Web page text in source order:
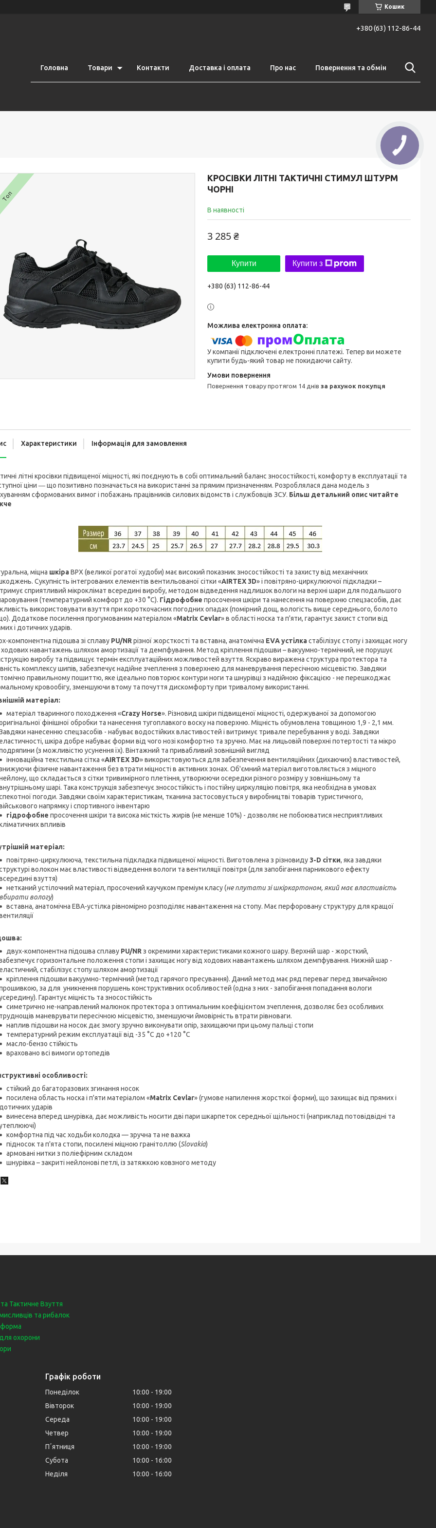
Кошик
+380 (63) 112-86-44
Головна Товари Контакти Доставка і оплата Про нас Повернення та обмін
КРОСІВКИ ЛІТНІ ТАКТИЧНІ СТИМУЛ ШТУРМ
ЧОРНІ
В наявності
3 285 ₴
Купити Купити з
+380 (63) 112-86-44
У компанії підключені електронні платежі. Тепер ви можете
купити будь-який товар не покидаючи сайту.
повернення товару протягом 14 днів за рахунок покупця
Топ
Характеристики Інформація для замовлення
літні кросівки підвищеної міцності, які поєднують в собі оптимальний баланс зносостійкості, комфорту в експлуатації та
ціни ― що позитивно позначається на використанні за прямим призначенням. Розроблялася дана модель з
сформованих вимог і побажань працівників силових відомств і службовців ЗСУ. Більш детальний опис читайте
міцна шкіра ВРХ (великої рогатої худоби) має високий показник зносостійкості та захисту від механічних
Сукупність інтегрованих елементів вентильованої сітки «AIRTEX 3D» і повітряно-циркулюючої підкладки –
сприятливий мікроклімат всередині виробу, методом відведення надлишок вологи на верхні шари для подальшого
(температурний комфорт до +30 °С). Гідрофобне просочення шкіри та нанесення на поверхню спецзасобів, дає
використовувати взуття при короткочасних погодних опадах (помірний дощ, вологість вище середнього, болото
Додаткове посилення прогумованим матеріалом «Matrix Cevlar» в області носка та п'яти, гарантує захист стопи від
і дотичних ударів.
компонентна підошва зі сплаву PU/NRрізної жорсткості та вставна, анатомічна ЕVА устілка стабілізує стопу і захищає ногу
ходових навантажень шляхом амортизації та демпфування. Метод кріплення підошви – вакуумно-термічний, не порушує
виробу та підвищує термін експлуатаційних можливостей взуття. Яскраво виражена структура протектора та
комплексу шипів, забезпечує надійне зчеплення з поверхнею для маневрування пересічною місцевістю. Завдяки
правильному пошиттю, яке ідеально повторює контури ноги та шнурівці з надійною фіксацією - не перешкоджає
кровообігу, зменшуючи втому та почуття дискомфорту при тривалому використанні.
матеріал:
матеріал тваринного походження «Crazy Horse». Різновид шкіри підвищеної міцності, одержуваної за допомогою
фінішної обробки та нанесення тугоплавкого воску на поверхню. Міцність обумовлена товщиною 1,9 - 2,1 мм.
нанесенню спецзасобів - набуває водостійких властивостей і витримує тривале перебування у воді. Завдяки
шкіра добре набуває форми від чого нозі комфортно та зручно. Має на лицьовій поверхні потертості та мікро
(з можливістю усунення їх). Вінтажний та привабливий зовнішній вигляд
інноваційна текстильна сітка «AIRTEX 3D» використовуються для забезпечення вентиляційних (дихаючих) властивостей,
фізичне навантаження без втрати міцності в активних зонах. Об'ємний матеріал виготовляється з міцного
що складається з сітки тривимірного плетіння, утворюючи осередки різного розміру у зовнішньому та
шарі. Така конструкція забезпечує зносостійкість і постійну циркуляцію повітря, яка необхідна в умовах
погоди. Завдяки своїм характеристикам, тканина застосовується у виробництві товарів туристичного,
напрямку і спортивного інвентарю
гідрофобне просочення шкіри та висока місткість жирів (не менше 10%) - дозволяє не побоюватися несприятливих
впливів
матеріал:
повітряно-циркулююча, текстильна підкладка підвищеної міцності. Виготовлена з різновиду 3-D сітки, яка завдяки
волокон має властивості відведення вологи та вентиляції повітря (для запобігання парникового ефекту
взуття)
нетканий устілочний матеріал, просочений каучуком преміум класу (не плутати зі шкіркартоном, який має властивість
вбирати вологу)
вставна, анатомічна ЕВА-устілка рівномірно розподіляє навантаження на стопу. Має перфоровану структуру для кращої
двух-компонентна підошва сплаву PU/NRз окремими характеристиками кожного шару. Верхній шар - жорсткий,
горизонтальне положення стопи і захищає ногу від ходових навантажень шляхом демпфування. Нижній шар -
стабілізує стопу шляхом амортизації
кріплення підошви вакуумно-термічний (метод гарячого пресування). Даний метод має ряд переваг перед звичайною
за для уникнення порушень конструктивних особливостей (одна з них - запобігання попадання вологи
Гарантує міцність та зносостійкість
симетрично не-направлений малюнок протектора з оптимальним коефіцієнтом зчеплення, дозволяє без особливих
труднощів маневрувати пересічною місцевістю, зменшуючи ймовірність втрати рівноваги.
наплив підошви на носок дає змогу зручно виконувати опір, захищаючи при цьому пальці стопи
температурний режим експлуатації від -35 °C до +120 °C
масло-бензо стійкість
враховано всі вимоги ортопедів
особливості:
стійкий до багаторазових згинання носок
посилена область носка і п'яти матеріалом «Matrix Cevlar» (гумове напилення жорсткої форми), що захищає від прямих і
ударів
винесена вперед шнурівка, дає можливість носити дві пари шкарпеток середньої щільності (наприклад потовідвідні та
комфортна під час ходьби колодка — зручна та не важка
підносок та п'ята стопи, посилені міцною гранітоллю (Slovakia)
армовані нитки з поліефірним складом
шнурівка – закриті нейлонові петлі, із затяжкою ковзного методу
Тактичне Взуття
та рибалок
форма
охорони
Графік роботи
Понеділок 10:00
19:00
Вівторок
10:00
19:00
Середа
10:00
19:00
Четвер
10:00
19:00
Пʼятниця
10:00
19:00
Субота
10:00
16:00
Неділя
10:00 16:00